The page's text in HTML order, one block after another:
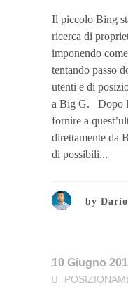
Il piccolo Bing
ricerca di
imponendo
tentando passo
utenti e di
a Big G. Dopo
fornire a
direttamente da
di possibili...
by
10 Giugno